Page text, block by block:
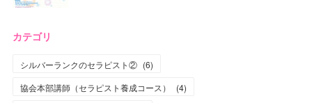
カテゴリ
シルバーランクのセラピスト② (6)
協会本部講師（セラピスト養成コース）
(4)